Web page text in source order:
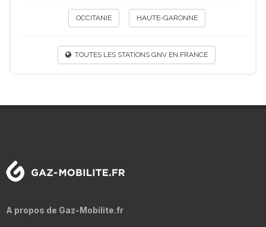
OCCITANIE HAUTE-GARONNE
TOUTES LES STATIONS GNV EN FRANCE
A propos de Gaz-Mobilite.fr